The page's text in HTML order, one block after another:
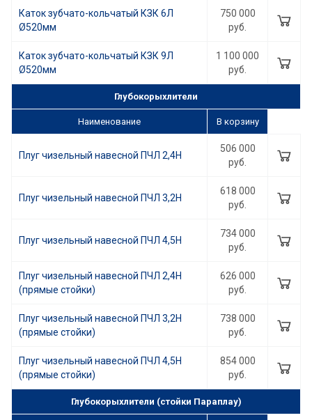
Каток зубчато-кольчатый КЗК 6Л
Ø520мм
750 000
руб.
Каток зубчато-кольчатый КЗК 9Л
Ø520мм
1 100 000
руб.
Глубокорыхлители
Наименование В корзину
Плуг чизельный навесной ПЧЛ 2,4Н
506 000
руб.
Плуг чизельный навесной ПЧЛ 3,2Н
618 000
руб.
Плуг чизельный навесной ПЧЛ 4,5Н
734 000
руб.
Плуг чизельный навесной ПЧЛ 2,4Н
(прямые стойки)
626 000
руб.
Плуг чизельный навесной ПЧЛ 3,2Н
(прямые стойки)
738 000
руб.
Плуг чизельный навесной ПЧЛ 4,5Н
(прямые стойки)
854 000
руб.
Глубокорыхлители (стойки Параплау)